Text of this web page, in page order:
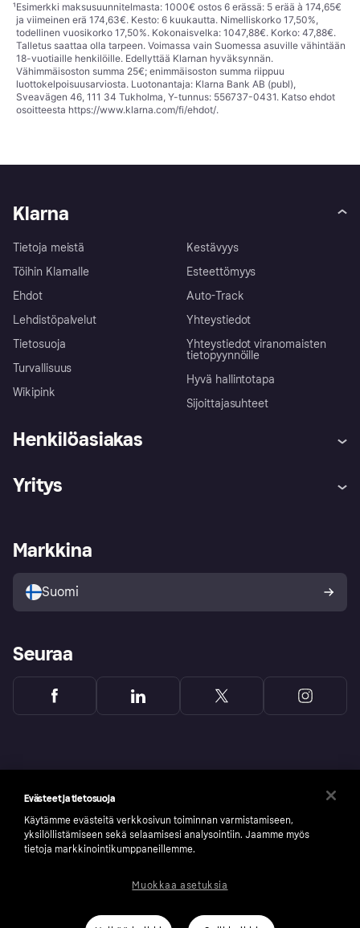
¹Esimerkki maksusuunnitelmasta: 1000€ ostos 6 erässä: 5 erää à 174,65€
ja viimeinen erä 174,63€. Kesto: 6 kuukautta. Nimelliskorko 17,50%,
todellinen vuosikorko 17,50%. Kokonaisvelka: 1047,88€. Korko: 47,88€.
Talletus saattaa olla tarpeen. Voimassa vain Suomessa asuville vähintään
18-vuotiaille henkilöille. Edellyttää Klarnan hyväksynnän.
Vähimmäisoston summa 25€; enimmäisoston summa riippuu
luottokelpoisuusarviosta. Luotonantaja: Klarna Bank AB (publ),
Sveavägen 46, 111 34 Tukholma, Y-tunnus: 556737-0431. Katso ehdot
osoitteesta https://www.klarna.com/fi/ehdot/.
Klarna
Tietoja meistä
Töihin Klarnalle
Ehdot
Lehdistöpalvelut
Tietosuoja
Turvallisuus
Wikipink
Kestävyys
Esteettömyys
Auto-Track
Yhteystiedot
Yhteystiedot viranomaisten
tietopyynnöille
Hyvä hallintotapa
Sijoittajasuhteet
Henkilöasiakas
Ohje
Kirjaudu sisään
Tutustu kauppoihin
Ostajan turva
Yritys
Kirjaudu sisään yrityksenä
Markkina
Suomi
Seuraa
number: 556737-0431
Evästeet ja tietosuoja
Käytämme evästeitä verkkosivun toiminnan varmistamiseen,
yksilöllistämiseen sekä selaamisesi analysointiin. Jaamme myös
tietoja markkinointikumppaneillemme.
Muokkaa asetuksia